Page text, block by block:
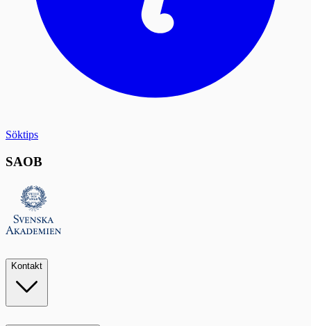
Söktips
SAOB
Kontakt